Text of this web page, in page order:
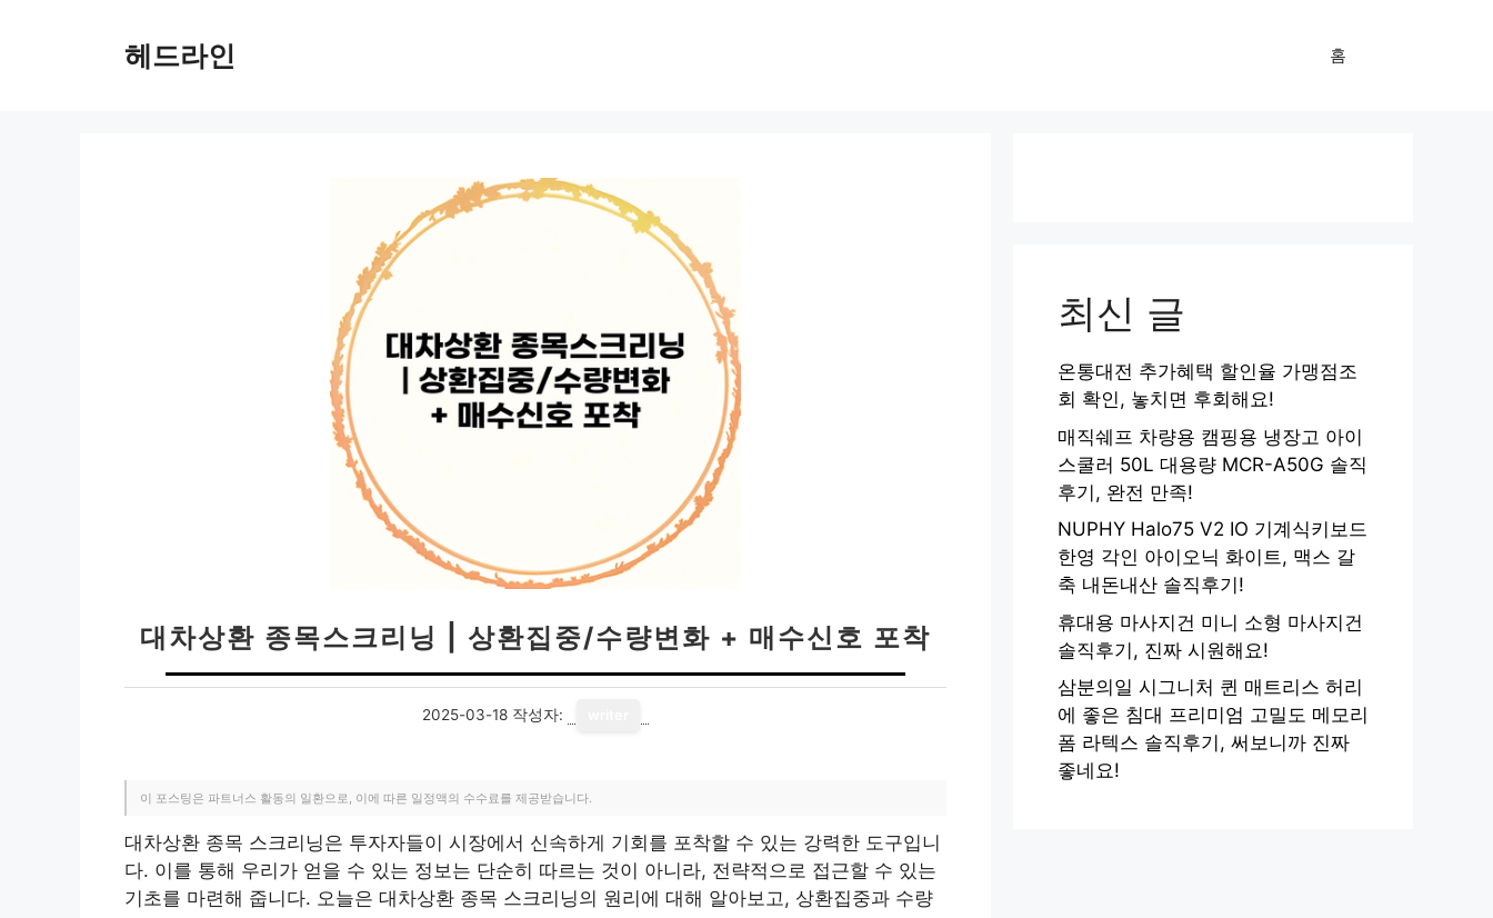
헤드라인 홈
대차상환 종목스크리닝 | 상환집중/수량변화 + 매수신호 포착
2025-03-18 작성자:
이 포스팅은 파트너스 활동의 일환으로, 이에 따른 일정액의 수수료를 제공받습니다.
대차상환 종목 스크리닝은 투자자들이 시장에서 신속하게 기회를 포착할 수 있는 강력한 도구입니
다. 이를 통해 우리가 얻을 수 있는 정보는 단순히 따르는 것이 아니라, 전략적으로 접근할 수 있는
기초를 마련해 줍니다. 오늘은 대차상환 종목 스크리닝의 원리에 대해 알아보고, 상환집중과 수량
최신 글
온통대전 추가혜택 할인율 가맹점조
회 확인, 놓치면 후회해요!
매직쉐프 차량용 캠핑용 냉장고 아이
스쿨러 50L 대용량 MCR-A50G 솔직
후기, 완전 만족!
NUPHY Halo75 V2 IO 기계식키보드
한영 각인 아이오닉 화이트, 맥스 갈
축 내돈내산 솔직후기!
휴대용 마사지건 미니 소형 마사지건
솔직후기, 진짜 시원해요!
삼분의일 시그니처 퀸 매트리스 허리
에 좋은 침대 프리미엄 고밀도 메모리
폼 라텍스 솔직후기, 써보니까 진짜
좋네요!